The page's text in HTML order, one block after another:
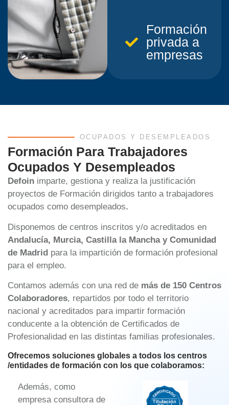
Formación
privada a
empresas
OCUPADOS Y DESEMPLEADOS
Formación Para Trabajadores
Ocupados Y Desempleados
Defoin imparte, gestiona y realiza la justificación
proyectos de Formación dirigidos tanto a trabajadores
ocupados como desempleados.
Disponemos de centros inscritos y/o acreditados en
Andalucía, Murcia, Castilla la Mancha y Comunidad
de Madrid para la impartición de formación profesional
para el empleo.
Contamos además con una red de más de 150 Centros
Colaboradores, repartidos por todo el territorio
nacional y acreditados para impartir formación
conducente a la obtención de Certificados de
Profesionalidad en las distintas familias profesionales.
Ofrecemos soluciones globales a todos los centros
/entidades de formación con los que colaboramos:
Además, como
empresa consultora de